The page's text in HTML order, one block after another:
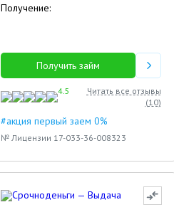
Получение:
Получить займ
4.5
Читать все отзывы
(10)
#акция первый заем 0%
№ Лицензии 17-033-36-008323